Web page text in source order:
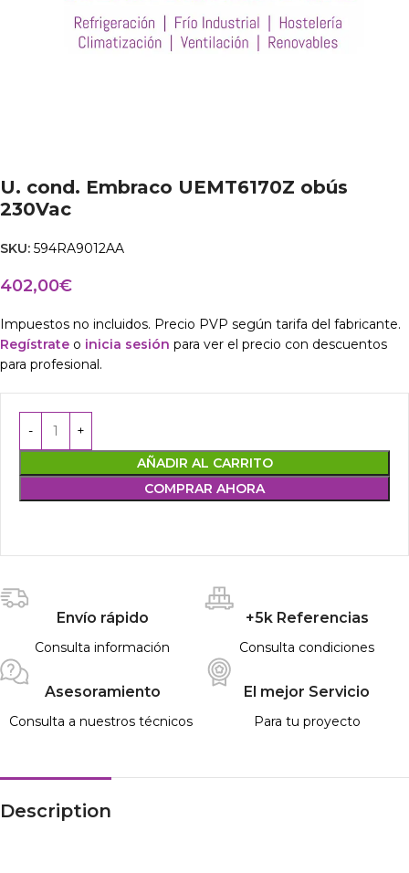
U. cond. Embraco UEMT6170Z obús
230Vac
SKU: 594RA9012AA
402,00€
Impuestos no incluidos. Precio PVP según tarifa del fabricante.
Regístrate o inicia sesión para ver el precio con descuentos
para profesional.
AÑADIR AL CARRITO
COMPRAR AHORA
Envío rápido
Consulta información
+5k Referencias
Consulta condiciones
Asesoramiento
Consulta a nuestros técnicos
El mejor Servicio
Para tu proyecto
Description